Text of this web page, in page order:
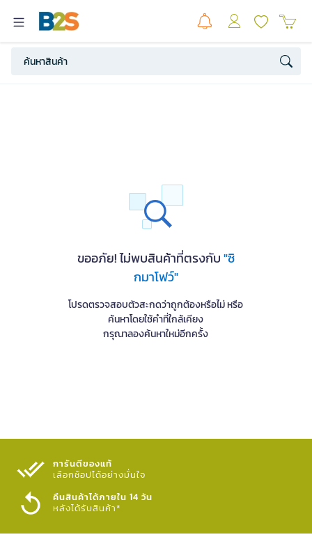
ขออภัย! ไม่พบสินค้าที่ตรงกับ"ซิ
กมาโฟว์"
โปรดตรวจสอบตัวสะกดว่าถูกต้องหรือไม่ หรือ
ค้นหาโดยใช้คำที่ใกล้เคียง
กรุณาลองค้นหาใหม่อีกครั้ง
การันตีของแท้
เลือกช้อปได้อย่างมั่นใจ​
คืนสินค้าได้ภายใน 14 วัน
หลังได้รับสินค้า*